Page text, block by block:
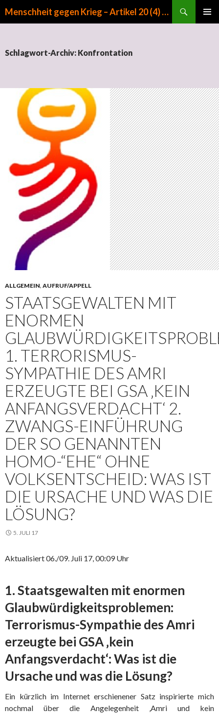
Menschheit gegen Krieg – Artikel 20 (4) GG
Schlagwort-Archiv: Konfrontation
ALLGEMEIN, AUFRUF/APPELL
STAATSGEWALTEN MIT
ENORMEN
1. TERRORISMUS-
SYMPATHIE DES AMRI
ERZEUGTE BEI GSA ‚KEIN
ANFANGSVERDACHT‘ 2.
ZWANGS-EINFÜHRUNG
DER SO GENANNTEN
HOMO-“EHE“ OHNE
VOLKSENTSCHEID: WAS IST
DIE URSACHE UND WAS DIE
LÖSUNG?
5. JULI 17
Aktualisiert 06./09. Juli 17, 00:09 Uhr
1. Staatsgewalten mit enormen
Glaubwürdigkeitsproblemen:
Terrorismus-Sympathie des Amri
erzeugte bei GSA ‚kein
Anfangsverdacht‘: Was ist die
Ursache und was die Lösung?
Ein kürzlich im Internet erschienener Satz inspirierte mich
nochmal über die Angelegenheit ‚Amri und kein